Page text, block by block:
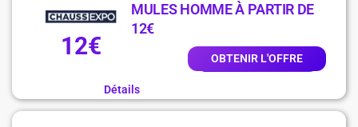
12€
MULES HOMME À PARTIR DE
12€
OBTENIR L'OFFRE
Détails